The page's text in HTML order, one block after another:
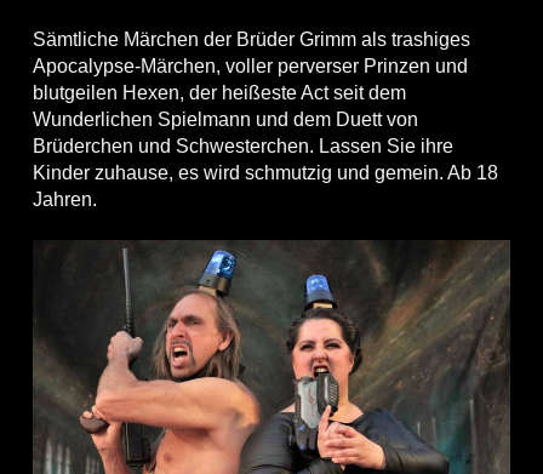
Sämtliche Märchen der Brüder Grimm als trashiges
Apocalypse-Märchen, voller perverser Prinzen und
blutgeilen Hexen, der heißeste Act seit dem
Wunderlichen Spielmann und dem Duett von
Brüderchen und Schwesterchen. Lassen Sie ihre
Kinder zuhause, es wird schmutzig und gemein. Ab 18
Jahren.